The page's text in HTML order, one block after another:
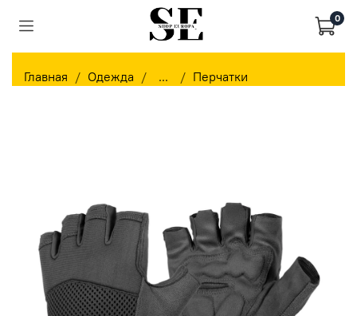
0
Главная Одежда ... Перчатки